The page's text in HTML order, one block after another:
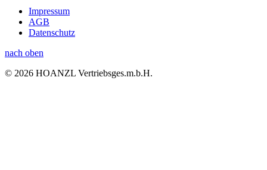
Impressum
AGB
Datenschutz
nach oben
© 2026 HOANZL Vertriebsges.m.b.H.